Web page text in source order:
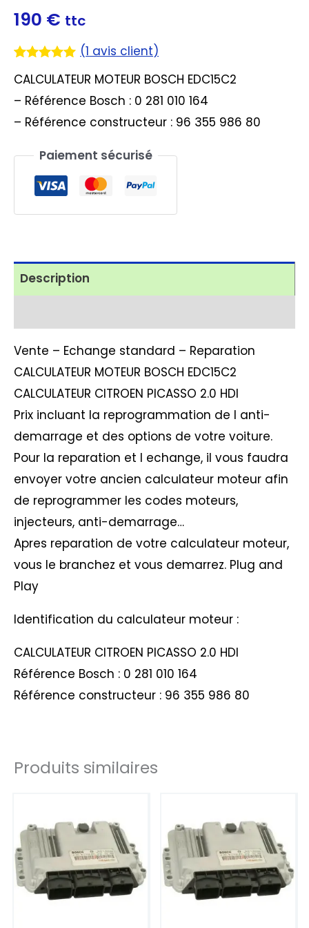
190 € ttc
sur 5
notation
client
(1 avis client)
CALCULATEUR MOTEUR BOSCH EDC15C2
– Référence Bosch : 0 281 010 164
– Référence constructeur : 96 355 986 80
Paiement sécurisé
Description
Vente – Echange standard – Reparation
CALCULATEUR MOTEUR BOSCH EDC15C2
CALCULATEUR CITROEN PICASSO 2.0 HDI
Prix incluant la reprogrammation de l anti-
demarrage et des options de votre voiture.
Pour la reparation et l echange, il vous faudra
envoyer votre ancien calculateur moteur afin
de reprogrammer les codes moteurs,
injecteurs, anti-demarrage…
Apres reparation de votre calculateur moteur,
vous le branchez et vous demarrez. Plug and
Play
Identification du calculateur moteur :
CALCULATEUR CITROEN PICASSO 2.0 HDI
Référence Bosch : 0 281 010 164
Référence constructeur : 96 355 986 80
Produits similaires